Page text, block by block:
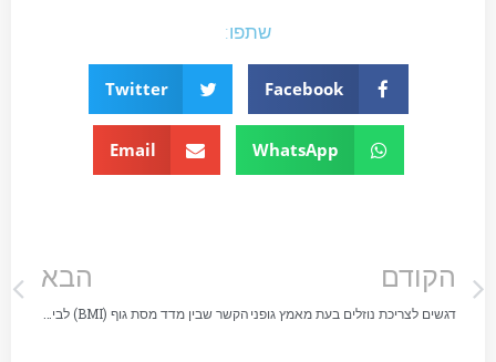
שתפו:
Facebook
Twitter
WhatsApp
Email
הקודם
דגשים לצריכת נוזלים בעת מאמץ גופני
הבא